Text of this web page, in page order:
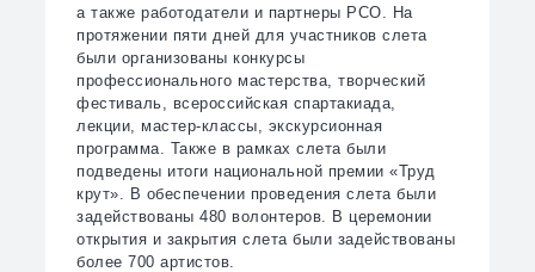
а также работодатели и партнеры РСО. На
протяжении пяти дней для участников слета
были организованы конкурсы
профессионального мастерства, творческий
фестиваль, всероссийская спартакиада,
лекции, мастер-классы, экскурсионная
программа. Также в рамках слета были
подведены итоги национальной премии «Труд
крут». В обеспечении проведения слета были
задействованы 480 волонтеров. В церемонии
открытия и закрытия слета были задействованы
более 700 артистов.